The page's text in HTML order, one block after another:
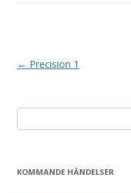
I← Precision 1
efter:
KOMMANDE HÄNDELSER